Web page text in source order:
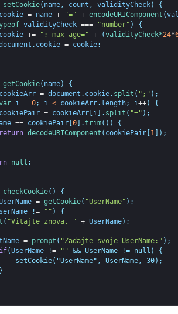
setCookie( name, count , validityCheck)
{
cookie = name + "=" + encodeURIComponent (
validityCheck === "number" )
{
cookie += "; max-age=" + (validityCheck*24*
. cookie = cookie;
getCookie( name)
{
cookieArr = document . cookie. split ( ";" ) ;
i = 0; i < cookieArr. length; i++)
{
cookiePair = cookieArr[ i] . split ( "=" ) ;
== cookiePair[0] .trim( ) )
{
return decodeURIComponent ( cookiePair[1 ] ) ;
null ;
checkCookie( )
{
= getCookie( "UserName" ) ;
!= "" )
{
( "Vitajte znova, " + UserName) ;
= prompt ( "Zadajte svoje UserName:" ) ;
if(UserName != "" && UserName != null) {
UserName, 30);
}